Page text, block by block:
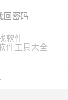
软件
件工具大全
回密码